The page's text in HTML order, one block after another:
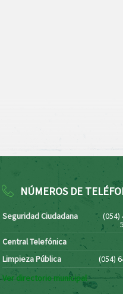
NÚMEROS DE
Seguridad Ciudadana (054)
Central Telefónica
Limpieza Pública
(054)
Ver directorio municipal